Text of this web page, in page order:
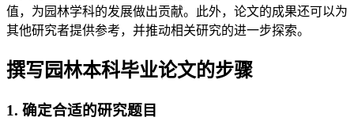
值，为园林学科的发展做出贡献。此外，论文的成果还可以为
其他研究者提供参考，并推动相关研究的进一步探索。
撰写园林本科毕业论文的步骤
1. 确定合适的研究题目